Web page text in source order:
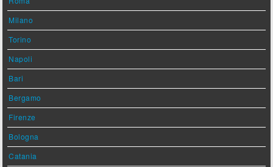
Milano
Torino
Napoli
Bari
Bergamo
Firenze
Bologna
Catania